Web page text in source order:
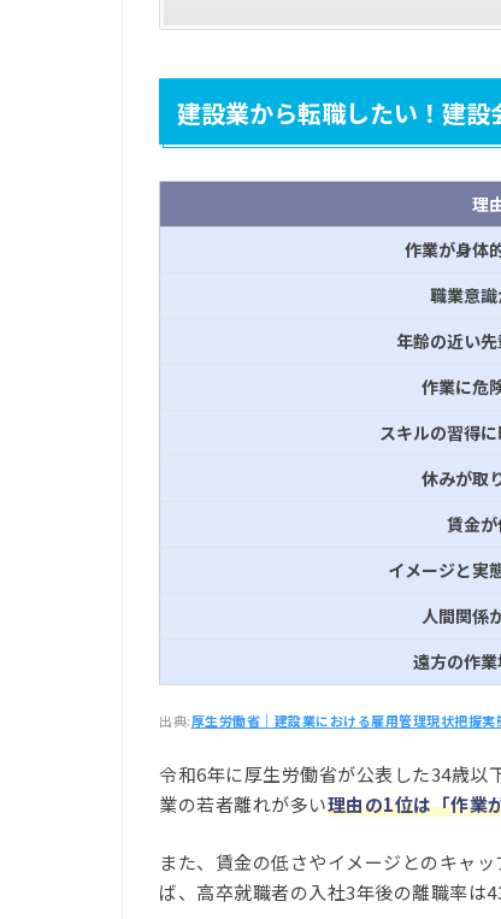
建設業から転職したい！建設
理
作業が身体
職業意
年齢の近い
作業に危
スキルの習得
休みが取
賃金
イメージと実
人間関係
遠方の作
出典:厚生労働省｜建設業における雇用管理現状把握実
令和6年に厚生労働省が公表した34歳以
業の若者離れが多い理由の1位は「作業
また、賃金の低さやイメージとのキャ
ば、高卒就職者の入社3年後の離職率は